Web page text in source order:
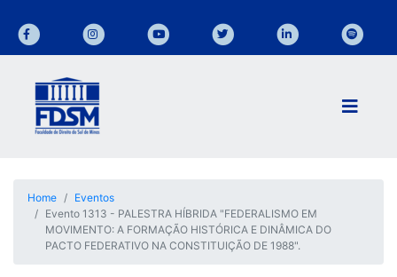
Home
Eventos
Evento 1313 - PALESTRA HÍBRIDA "FEDERALISMO EM
MOVIMENTO: A FORMAÇÃO HISTÓRICA E DINÂMICA DO
PACTO FEDERATIVO NA CONSTITUIÇÃO DE 1988".